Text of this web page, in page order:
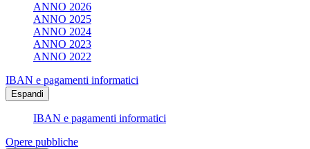
ANNO 2026
ANNO 2025
ANNO 2024
ANNO 2023
ANNO 2022
IBAN e pagamenti informatici
Espandi
IBAN e pagamenti informatici
Opere pubbliche